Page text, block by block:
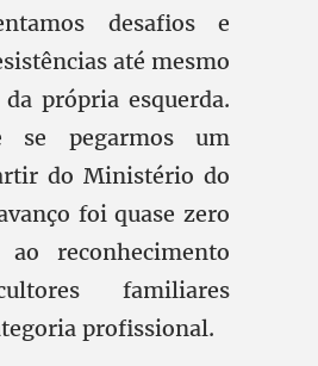
desafios e
até mesmo
própria esquerda.
se pegarmos um
do Ministério do
foi quase zero
reconhecimento
familiares
profissional.